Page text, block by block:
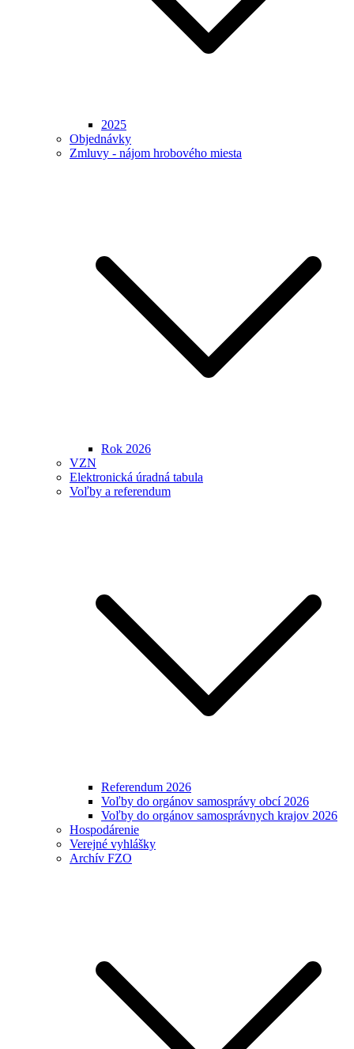
2025
Objednávky
Zmluvy - nájom hrobového miesta
Rok 2026
VZN
Elektronická úradná tabula
Voľby a referendum
Referendum 2026
Voľby do orgánov samosprávy obcí 2026
Voľby do orgánov samosprávnych krajov 2026
Hospodárenie
Verejné vyhlášky
Archív FZO